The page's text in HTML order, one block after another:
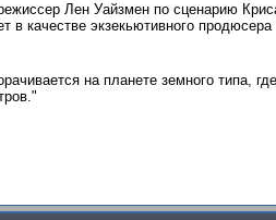
Лен Уайзмен по сценарию
в качестве экзекьютивного
на планете земного типа,